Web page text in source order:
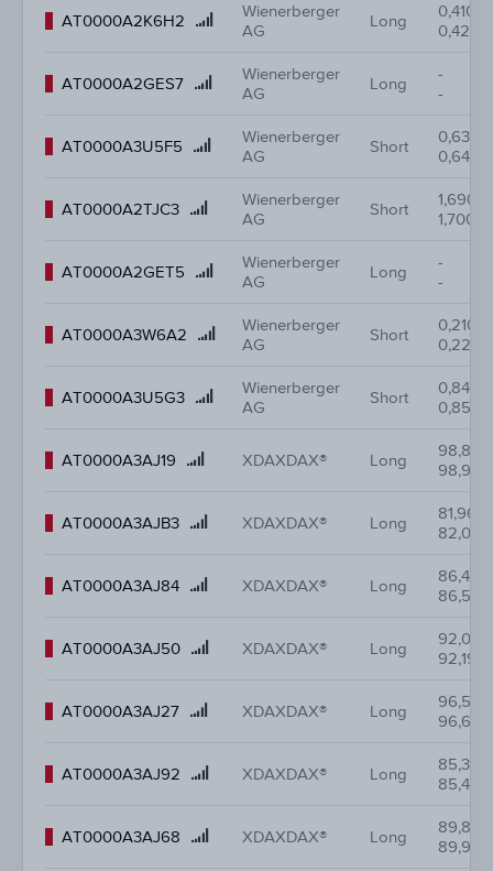
AT0000A2K6H2
Product
Wienerberger
AG
Long
0,410
0,420
AT0000A2GES7
Product
Wienerberger
AG
Long
-
-
AT0000A3U5F5
Product
Wienerberger
AG
Short
0,630
0,640
AT0000A2TJC3
Product
Wienerberger
AG
Short
1,690
1,700
AT0000A2GET5
Product
Wienerberger
AG
Long
-
-
AT0000A3W6A2
Product
Wienerberger
AG
Short
0,210
0,220
AT0000A3U5G3
Product
Wienerberger
AG
Short
0,840
0,850
AT0000A3AJ19
Product
XDAXDAX® Long
98,810
98,930
AT0000A3AJB3
Product
XDAXDAX® Long
81,960
82,080
AT0000A3AJ84
Product
XDAXDAX® Long
86,450
86,570
AT0000A3AJ50
Product
XDAXDAX® Long
92,070
92,190
AT0000A3AJ27
Product
XDAXDAX® Long
96,560
96,680
AT0000A3AJ92
Product
XDAXDAX® Long
85,330
85,450
AT0000A3AJ68
Product
XDAXDAX® Long
89,820
89,940